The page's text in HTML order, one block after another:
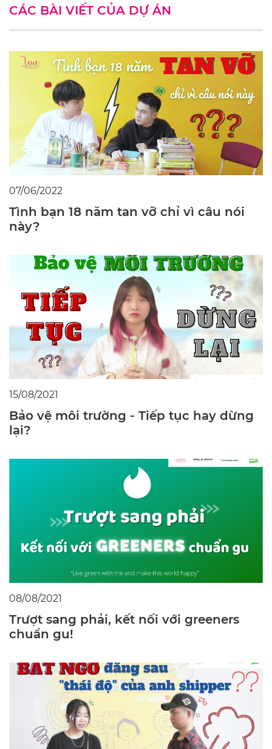
CÁC BÀI VIẾT CỦA DỰ ÁN
07/06/2022
Tình bạn 18 năm tan vỡ chỉ vì câu nói
này?
15/08/2021
Bảo vệ môi trường - Tiếp tục hay dừng
lại?
08/08/2021
Trượt sang phải, kết nối với greeners
chuẩn gu!